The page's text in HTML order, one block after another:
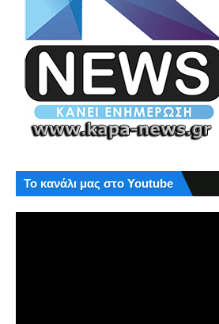
Το κανάλι μας στο Youtube